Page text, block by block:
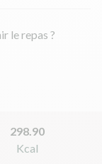
le repas ?
298.90
Kcal